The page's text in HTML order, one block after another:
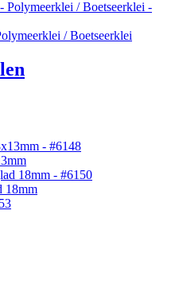
/ Boetseerklei
18mm